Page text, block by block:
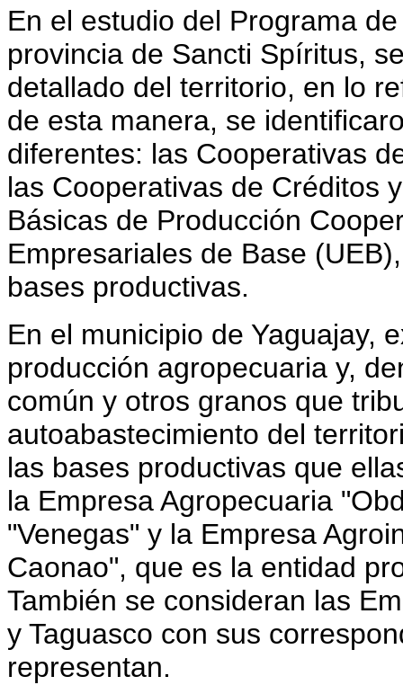
En el estudio del Programa
provincia de Sancti Spíritus,
detallado del territorio, en lo
de esta manera, se
diferentes: las Cooperativas
las Cooperativas de Créditos
Básicas de Producción
Empresariales de Base
bases productivas.
En el municipio de Yaguajay,
producción agropecuaria y,
común y otros granos que
autoabastecimiento del
las bases productivas que
la Empresa Agropecuaria
"Venegas" y la Empresa
Caonao", que es la entidad
También se consideran las
y Taguasco con sus
representan.